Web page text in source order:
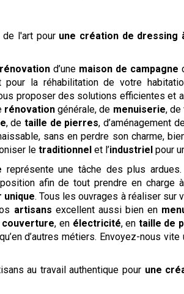
l'art pour une création de dressing
rénovation d’une maison de campagne
pour la réhabilitation de votre
proposer des solutions efficientes et
rénovation générale, de menuiserie, de
, de taille de pierres, d’aménagement
sans en perdre son charme,
letraditionnel et l’industriel pour
représente une tâche des plus
afin de tout prendre en charge
. Tous les ouvrages à réaliser sur
artisans excellent aussi bien en
couverture, en électricité, en taille de
qu’en d’autres métiers. Envoyez-nous
au travail authentique pour une